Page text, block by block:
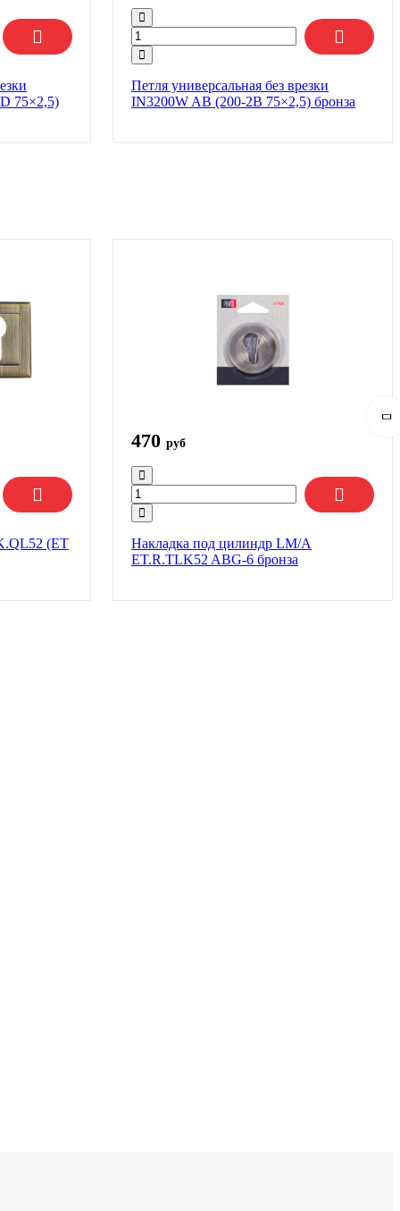
75×2,5)
Петля универсальная без врезки
IN3200W AB (200-2B 75×2,5) бронза
(ET
470 руб
Накладка под цилиндр LM/A
ET.R.TLK52 ABG-6 бронза